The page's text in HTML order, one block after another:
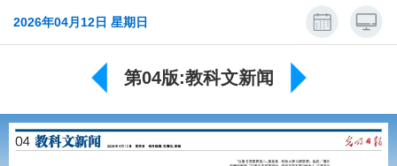
2026年04月12日 星期日
第04版:教科文新闻